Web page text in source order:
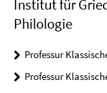
Institut für
Philologie
Professur
Professur